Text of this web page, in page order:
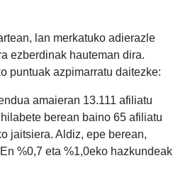
lan merkatuko adierazle
ezberdinak hauteman dira.
puntuak azpimarratu daitezke:
amaieran 13.111 afiliatu
berean baino 65 afiliatu
jaitsiera. Aldiz, epe berean,
%0,7 eta %1,0eko hazkundeak